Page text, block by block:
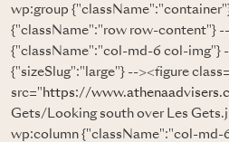
wp:group
{"className":"row row-content"}
{"className":"col-md-6 col-img"}
{"sizeSlug":"large"} --><figure
src=" https://
Gets/Looking south over Les
wp:column {"className":"col-